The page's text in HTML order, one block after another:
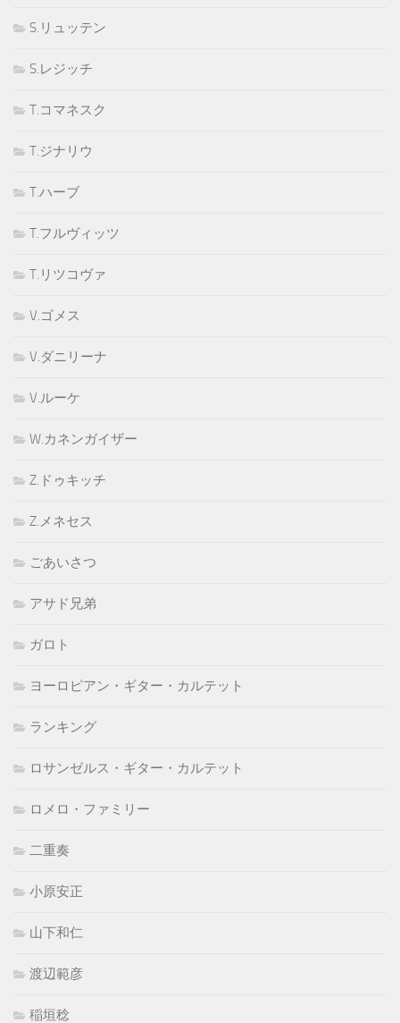
S.リュッテン
S.レジッチ
T.コマネスク
T.ジナリウ
T.ハーブ
T.フルヴィッツ
T.リツコヴァ
V.ゴメス
V.ダニリーナ
V.ルーケ
W.カネンガイザー
Z.ドゥキッチ
Z.メネセス
ごあいさつ
アサド兄弟
ガロト
ヨーロピアン・ギター・カルテット
ランキング
ロサンゼルス・ギター・カルテット
ロメロ・ファミリー
二重奏
小原安正
山下和仁
渡辺範彦
稲垣稔